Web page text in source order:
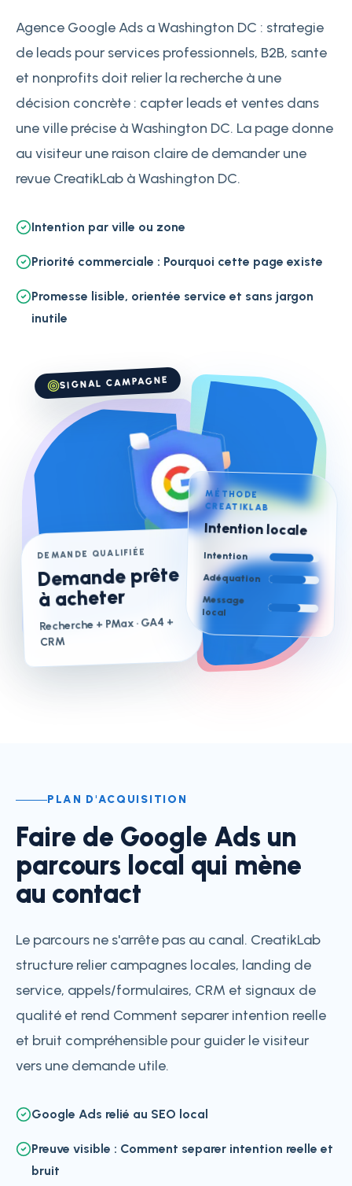
Agence Google Ads a Washington DC : strategie
de leads pour services professionnels, B2B, sante
et nonprofits doit relier la recherche à une
décision concrète : capter leads et ventes dans
une ville précise à Washington DC. La page donne
au visiteur une raison claire de demander une
revue CreatikLab à Washington DC.
Intention par ville ou zone
Priorité commerciale : Pourquoi cette page existe
Promesse lisible, orientée service et sans jargon
inutile
SIGNAL CAMPAGNE
DEMANDE QUALIFIÉE
Demande prête
à acheter
Recherche + PMax· GA4 +
CRM
MÉTHODE
CREATIKLAB
Intention locale
Intention
Adéquation
Message
local
PLAN D'ACQUISITION
Faire de Google Ads un
parcours local qui mène
au contact
Le parcours ne s'arrête pas au canal. CreatikLab
structure relier campagnes locales, landing de
service, appels/formulaires, CRM et signaux de
qualité et rend Comment separer intention reelle
et bruit compréhensible pour guider le visiteur
vers une demande utile.
Google Ads relié au SEO local
Preuve visible : Comment separer intention reelle et
bruit